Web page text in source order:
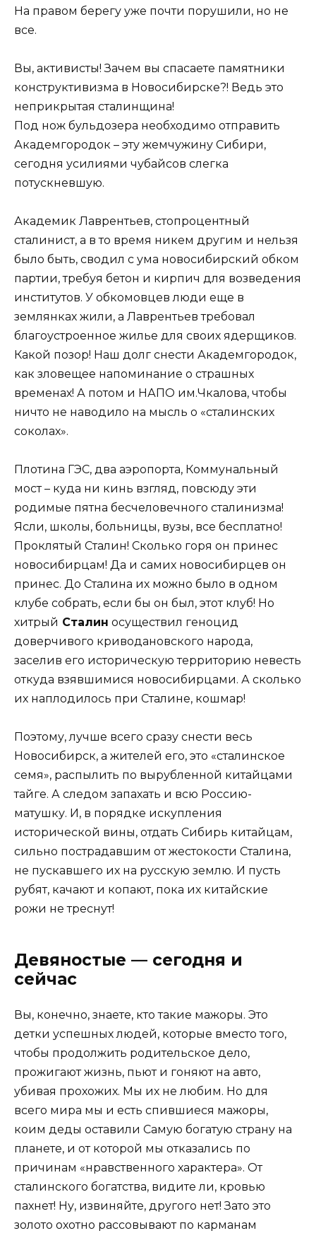
На правом берегу уже почти порушили, но не
все.
Вы, активисты! Зачем вы спасаете памятники
конструктивизма в Новосибирске?! Ведь это
неприкрытая сталинщина!
Под нож бульдозера необходимо отправить
Академгородок – эту жемчужину Сибири,
сегодня усилиями чубайсов слегка
потускневшую.
Академик Лаврентьев, стопроцентный
сталинист, а в то время никем другим и нельзя
было быть, сводил с ума новосибирский обком
партии, требуя бетон и кирпич для возведения
институтов. У обкомовцев люди еще в
землянках жили, а Лаврентьев требовал
благоустроенное жилье для своих ядерщиков.
Какой позор! Наш долг снести Академгородок,
как зловещее напоминание о страшных
временах! А потом и НАПО им.Чкалова, чтобы
ничто не наводило на мысль о «сталинских
соколах».
Плотина ГЭС, два аэропорта, Коммунальный
мост – куда ни кинь взгляд, повсюду эти
родимые пятна бесчеловечного сталинизма!
Ясли, школы, больницы, вузы, все бесплатно!
Проклятый Сталин! Сколько горя он принес
новосибирцам! Да и самих новосибирцев он
принес. До Сталина их можно было в одном
клубе собрать, если бы он был, этот клуб! Но
хитрый Сталин осуществил геноцид
доверчивого криводановского народа,
заселив его историческую территорию невесть
откуда взявшимися новосибирцами. А сколько
их наплодилось при Сталине, кошмар!
Поэтому, лучше всего сразу снести весь
Новосибирск, а жителей его, это «сталинское
семя», распылить по вырубленной китайцами
тайге. А следом запахать и всю Россию-
матушку. И, в порядке искупления
исторической вины, отдать Сибирь китайцам,
сильно пострадавшим от жестокости Сталина,
не пускавшего их на русскую землю. И пусть
рубят, качают и копают, пока их китайские
рожи не треснут!
Девяностые — сегодня и
сейчас
Вы, конечно, знаете, кто такие мажоры. Это
детки успешных людей, которые вместо того,
чтобы продолжить родительское дело,
прожигают жизнь, пьют и гоняют на авто,
убивая прохожих. Мы их не любим. Но для
всего мира мы и есть спившиеся мажоры,
коим деды оставили Самую богатую страну на
планете, и от которой мы отказались по
причинам «нравственного характера». От
сталинского богатства, видите ли, кровью
пахнет! Ну, извиняйте, другого нет! Зато это
золото охотно рассовывают по карманам